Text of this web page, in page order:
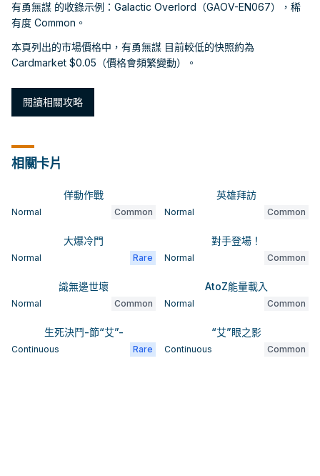
有勇無謀 的收錄示例：Galactic Overlord（GAOV-EN067），稀
有度 Common。
本頁列出的市場價格中，有勇無謀 目前較低的快照約為
Cardmarket $0.05（價格會頻繁變動）。
閱讀相關攻略
相關卡片
佯動作戰
Normal Common
英雄拜訪
Normal Common
大爆冷門
Normal Rare
對手登場！
Normal Common
識無邊世壞
Normal Common
AtoZ能量載入
Normal Common
生死決鬥-節“艾”-
Continuous Rare
“艾”眼之影
Continuous Common